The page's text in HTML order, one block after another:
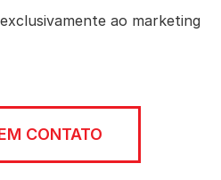
ao marketing
CONTATO